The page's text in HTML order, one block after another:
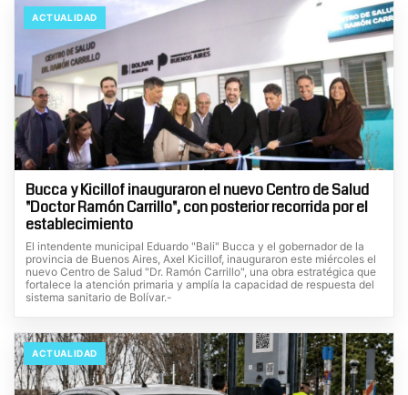
ACTUALIDAD
Bucca y Kicillof inauguraron el nuevo Centro de Salud
"Doctor Ramón Carrillo", con posterior recorrida por el
establecimiento
El intendente municipal Eduardo "Bali" Bucca y el gobernador de la
provincia de Buenos Aires, Axel Kicillof, inauguraron este miércoles el
nuevo Centro de Salud "Dr. Ramón Carrillo", una obra estratégica que
fortalece la atención primaria y amplía la capacidad de respuesta del
sistema sanitario de Bolívar.-
ACTUALIDAD